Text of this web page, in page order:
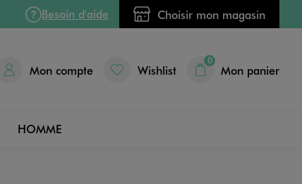
Besoin d'aide Choisir mon magasin
Mon compte Wishlist
0
Mon panier
HOMME